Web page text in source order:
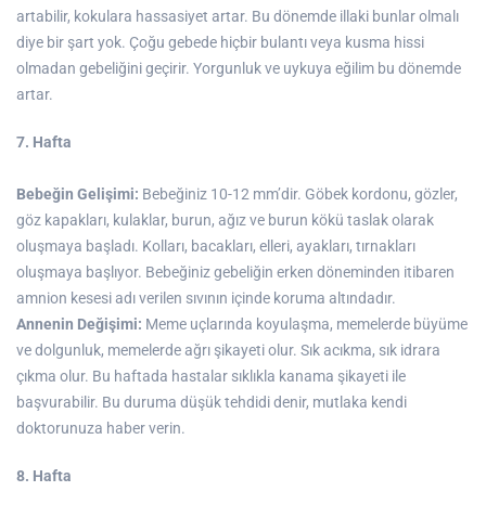
artabilir, kokulara hassasiyet artar. Bu dönemde illaki bunlar olmalı
diye bir şart yok. Çoğu gebede hiçbir bulantı veya kusma hissi
olmadan gebeliğini geçirir. Yorgunluk ve uykuya eğilim bu dönemde
artar.
7. Hafta
Bebeğin Gelişimi: Bebeğiniz 10-12 mm’dir. Göbek kordonu, gözler,
göz kapakları, kulaklar, burun, ağız ve burun kökü taslak olarak
oluşmaya başladı. Kolları, bacakları, elleri, ayakları, tırnakları
oluşmaya başlıyor. Bebeğiniz gebeliğin erken döneminden itibaren
amnion kesesi adı verilen sıvının içinde koruma altındadır.
Annenin Değişimi: Meme uçlarında koyulaşma, memelerde büyüme
ve dolgunluk, memelerde ağrı şikayeti olur. Sık acıkma, sık idrara
çıkma olur. Bu haftada hastalar sıklıkla kanama şikayeti ile
başvurabilir. Bu duruma düşük tehdidi denir, mutlaka kendi
doktorunuza haber verin.
8. Hafta